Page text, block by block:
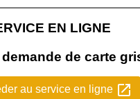
EN LIGNE
de carte
au service en ligne open_in_new